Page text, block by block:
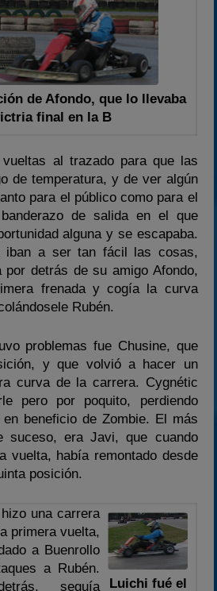
de Afondo, que lo llevaba
final en la B
al trazado para que las
de temperatura, y de ver algún
para el público como para el
de salida en el que
alguna y se escapaba.
iban a ser tan fácil las cosas,
por detrás de su amigo Afondo,
frenada y cogía la curva
Rubén.
problemas fue Chusine, que
y que volvió a hacer un
curva de la carrera. Cygnétic
pero por poquito, perdiendo
beneficio de Zombie. El más
suceso, era Javi, que cuando
vuelta, había remontado desde
posición.
una carrera
primera vuelta,
a Buenrollo
a Rubén.
seguía
Luichi fué el